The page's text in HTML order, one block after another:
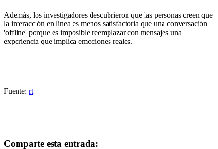
Además, los investigadores descubrieron que las personas creen que
la interacción en línea es menos satisfactoria que una conversación
'offline' porque es imposible reemplazar con mensajes una
experiencia que implica emociones reales.
Fuente: rt
Comparte esta entrada: